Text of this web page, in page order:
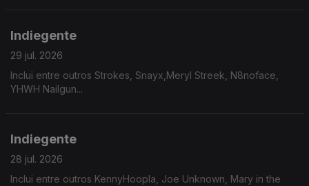
Indiegente
29 jul. 2026
Inclui entre outros Strokes, Snayx,Meryl Streek, N8noface,
YHWH Nailgun...
Indiegente
28 jul. 2026
Inclui entre outros KennyHoopla, Joe Unknown, Mary in the